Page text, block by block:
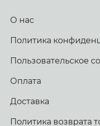
О нас
Политика
Пользовательское
Оплата
Доставка
Политика возврата